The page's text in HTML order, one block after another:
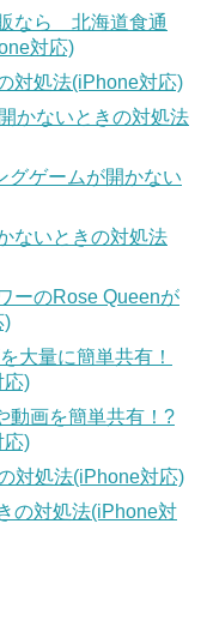
なら 北海道食通
対応)
対処法(iPhone対応)
かないときの対処法
グゲームが開かない
ないときの対処法
ーのRose Queenが
)
大量に簡単共有！
応)
動画を簡単共有！?
応)
対処法(iPhone対応)
の対処法(iPhone対